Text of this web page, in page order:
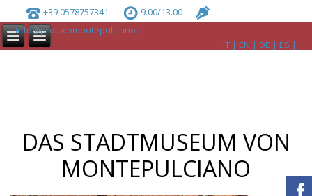
+39 0578757341
9.00/13.00
info@prolocomontepulciano.it
IT
EN DE ES
DAS STADTMUSEUM VON
MONTEPULCIANO